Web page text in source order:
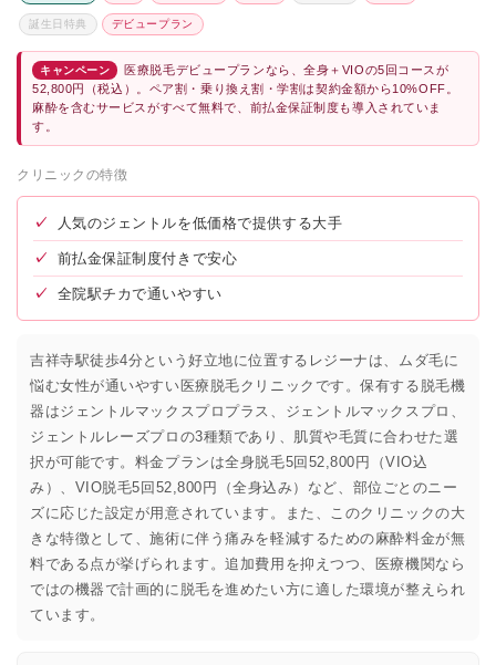
誕生日特典 デビュープラン
キャンペーン
医療脱毛デビュープランなら、全身＋VIOの5回コースが
52,800円（税込）。ペア割・乗り換え割・学割は契約金額から10%OFF。
麻酔を含むサービスがすべて無料で、前払金保証制度も導入されていま
す。
クリニックの特徴
✓ 人気のジェントルを低価格で提供する大手
✓ 前払金保証制度付きで安心
✓ 全院駅チカで通いやすい
吉祥寺駅徒歩4分という好立地に位置するレジーナは、ムダ毛に
悩む女性が通いやすい医療脱毛クリニックです。保有する脱毛機
器はジェントルマックスプロプラス、ジェントルマックスプロ、
ジェントルレーズプロの3種類であり、肌質や毛質に合わせた選
択が可能です。料金プランは全身脱毛5回52,800円（VIO込
み）、VIO脱毛5回52,800円（全身込み）など、部位ごとのニー
ズに応じた設定が用意されています。また、このクリニックの大
きな特徴として、施術に伴う痛みを軽減するための麻酔料金が無
料である点が挙げられます。追加費用を抑えつつ、医療機関なら
ではの機器で計画的に脱毛を進めたい方に適した環境が整えられ
ています。